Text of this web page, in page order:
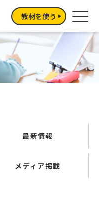
教材を使う
最新情報
メディア掲載